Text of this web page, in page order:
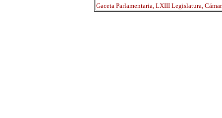
Gaceta Parlamentaria, LXIII Legislatura,